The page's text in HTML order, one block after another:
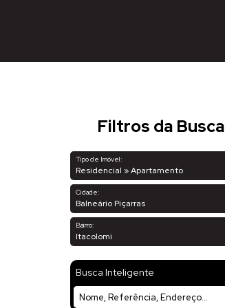
Filtros da Busca
Tipo de Imóvel:
Residencial » Apartamento
Cidade:
Balneário Piçarras
Bairro:
Itacolomi
Busca Inteligente